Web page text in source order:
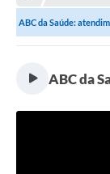
ABC da Saúde:
ABC da